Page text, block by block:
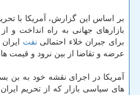
بر اساس این گزارش، آمریكا با
بازارهای جهانی به راه انداخت و
برای جبران خلاء احتمالی نفت
عرضه و تقاضا از بین نرود و قیمت ها
آمریكا در اجرای نقشه خود به بن
های سیاسی بازار كه از تحریم